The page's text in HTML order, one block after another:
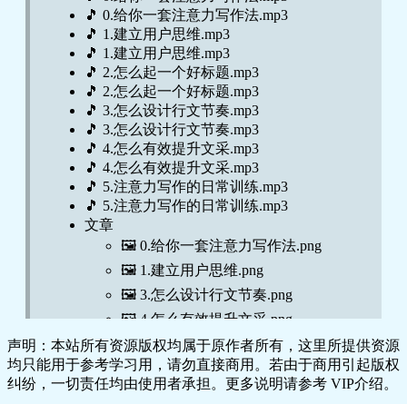
🎵 0.给你一套注意力写作法.mp3
🎵 1.建立用户思维.mp3
🎵 1.建立用户思维.mp3
🎵 2.怎么起一个好标题.mp3
🎵 2.怎么起一个好标题.mp3
🎵 3.怎么设计行文节奏.mp3
🎵 3.怎么设计行文节奏.mp3
🎵 4.怎么有效提升文采.mp3
🎵 4.怎么有效提升文采.mp3
🎵 5.注意力写作的日常训练.mp3
🎵 5.注意力写作的日常训练.mp3
文章
🖼️ 0.给你一套注意力写作法.png
🖼️ 1.建立用户思维.png
🖼️ 3.怎么设计行文节奏.png
🖼️ 4.怎么有效提升文采.png
🖼️ 5.注意力写作的日常训练.png
声明：本站所有资源版权均属于原作者所有，这里所提供资源
均只能用于参考学习用，请勿直接商用。若由于商用引起版权
纠纷，一切责任均由使用者承担。更多说明请参考 VIP介绍。